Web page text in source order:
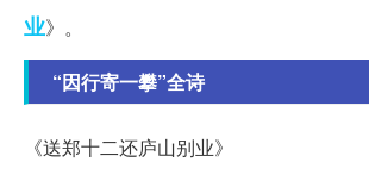
业》。
“因行寄一攀”全诗
《送郑十二还庐山别业》